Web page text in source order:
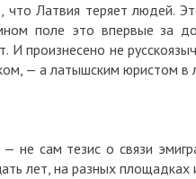
Латвия теряет людей.
поле это впервые за
И произнесено не
— а латышским юристом в
не сам тезис о связи
лет, на разных